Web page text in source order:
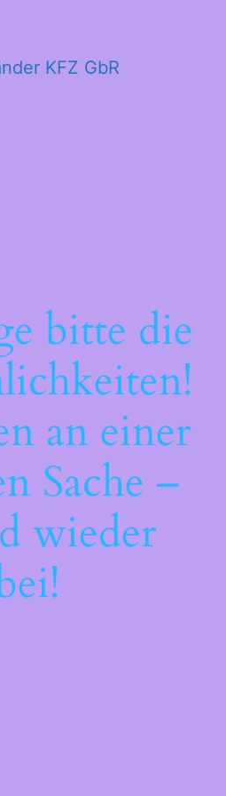
KFZ GbR
bitte die
an einer
Sache –
wieder